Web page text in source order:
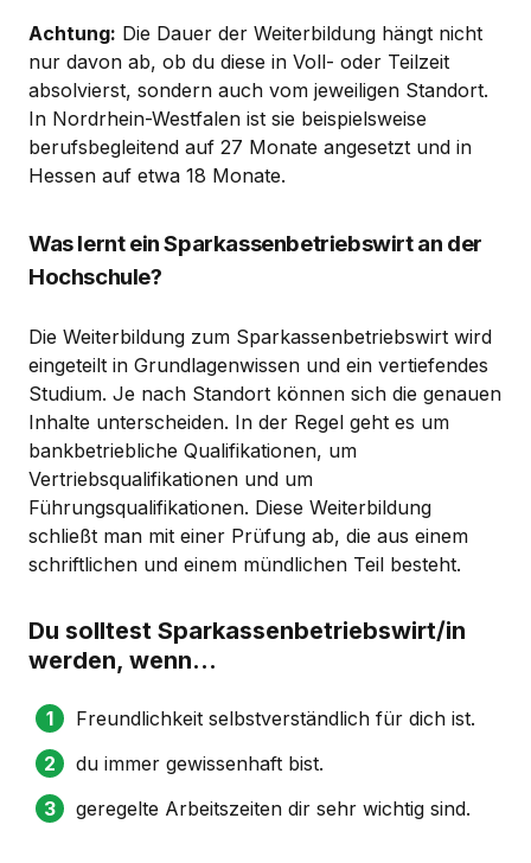
Achtung: Die Dauer der Weiterbildung hängt nicht
nur davon ab, ob du diese in Voll- oder Teilzeit
absolvierst, sondern auch vom jeweiligen Standort.
In Nordrhein-Westfalen ist sie beispielsweise
berufsbegleitend auf 27 Monate angesetzt und in
Hessen auf etwa 18 Monate.
Was lernt ein Sparkassenbetriebswirt an der
Hochschule?
Die Weiterbildung zum Sparkassenbetriebswirt wird
eingeteilt in Grundlagenwissen und ein vertiefendes
Studium. Je nach Standort können sich die genauen
Inhalte unterscheiden. In der Regel geht es um
bankbetriebliche Qualifikationen, um
Vertriebsqualifikationen und um
Führungsqualifikationen. Diese Weiterbildung
schließt man mit einer Prüfung ab, die aus einem
schriftlichen und einem mündlichen Teil besteht.
Du solltest Sparkassenbetriebswirt/in
werden, wenn...
Freundlichkeit selbstverständlich für dich ist.
du immer gewissenhaft bist.
geregelte Arbeitszeiten dir sehr wichtig sind.